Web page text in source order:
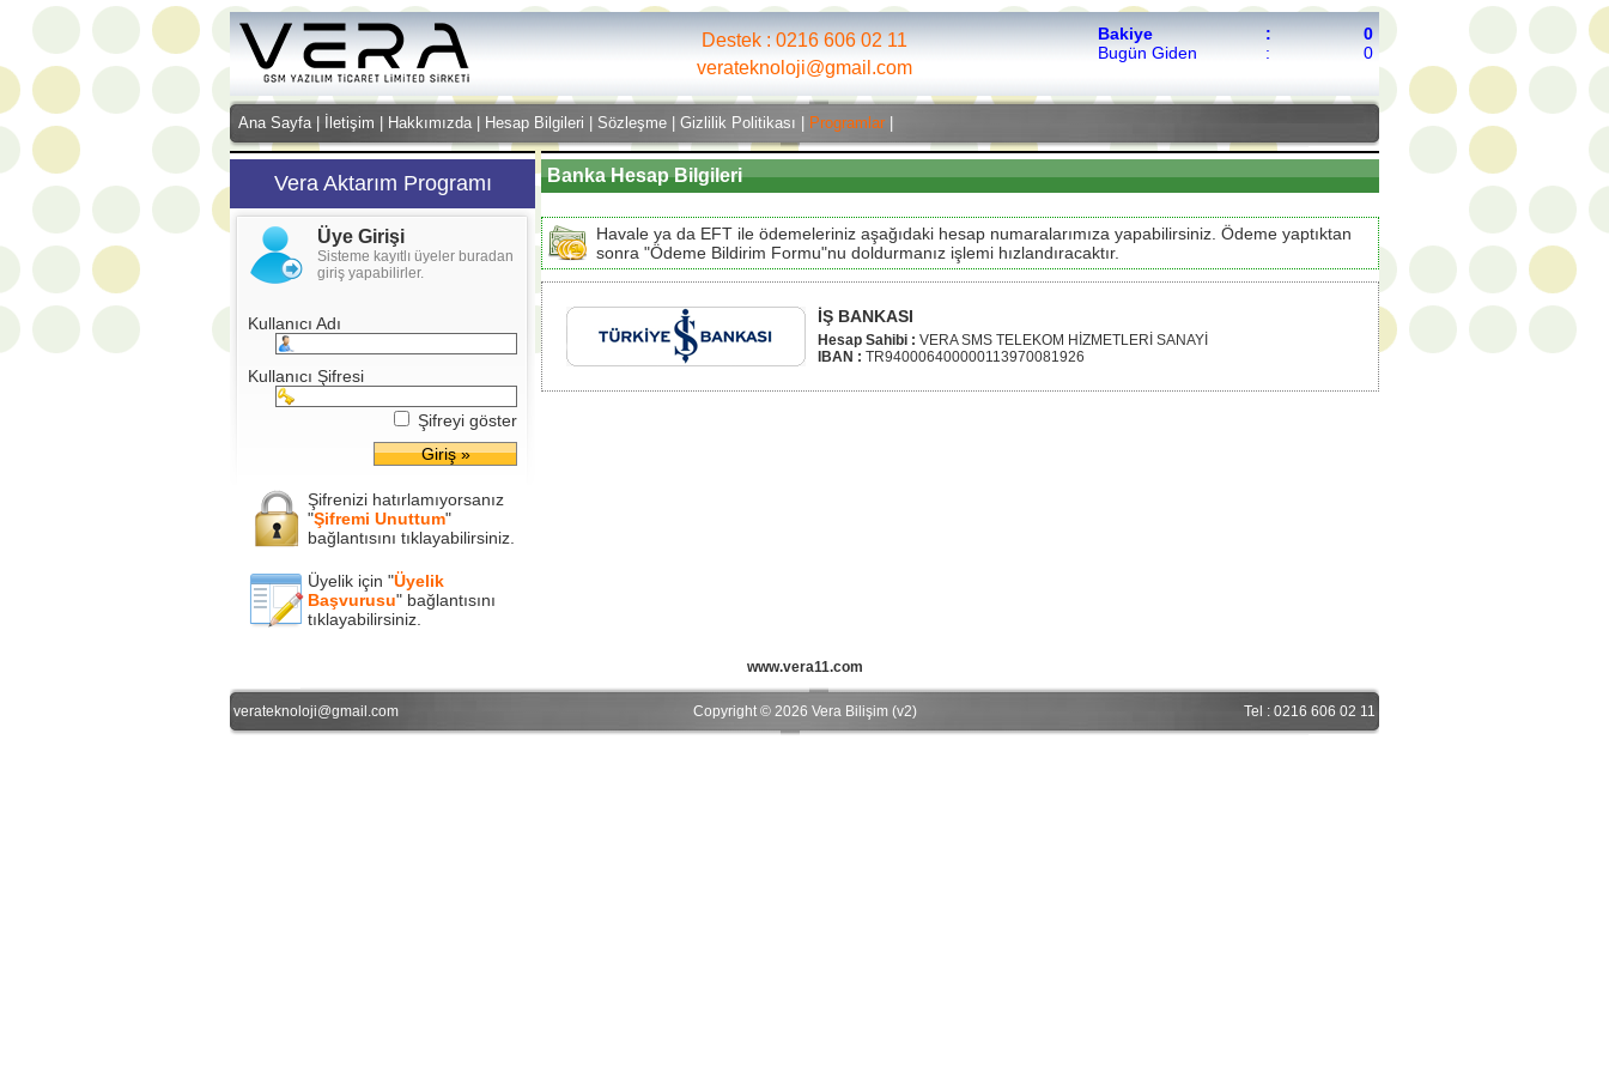
Destek : 0216 606 02 11
verateknoloji@gmail.com
Bakiye :
0
Bugün Giden
: 0
Ana Sayfa| İletişim Hakkımızda| Hesap Bilgileri Sözleşme Gizlilik Politikası Programlar
Vera Aktarım Programı
Üye Girişi
Sisteme kayıtlı üyeler buradan
giriş yapabilirler.
Kullanıcı Adı
Kullanıcı Şifresi
Şifreyi göster
Şifrenizi hatırlamıyorsanız
"Şifremi Unuttum"
bağlantısını tıklayabilirsiniz.
Üyelik için "Üyelik
Başvurusu" bağlantısını
tıklayabilirsiniz.
Banka Hesap Bilgileri
Havale ya da EFT ile ödemeleriniz aşağıdaki hesap numaralarımıza yapabilirsiniz. Ödeme yaptıktan
sonra "Ödeme Bildirim Formu"nu doldurmanız işlemi hızlandıracaktır.
İŞ BANKASI
Hesap Sahibi : VERA SMS TELEKOM HİZMETLERİ SANAYİ
IBAN : TR940006400000113970081926
www.vera11.com
verateknoloji@gmail.com Copyright © 2026 Vera Bilişim (v2) Tel : 0216 606 02 11